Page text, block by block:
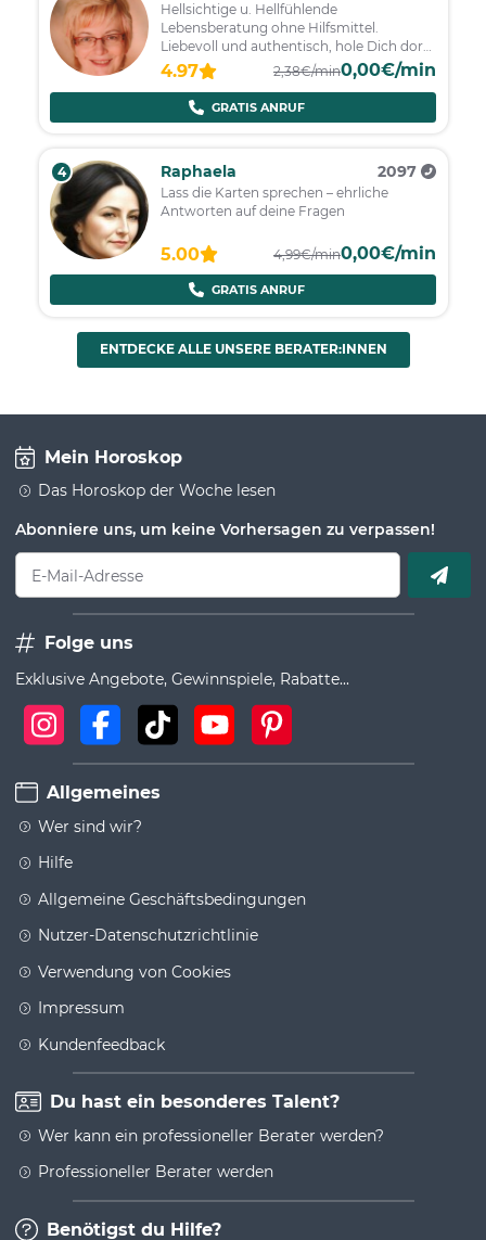
Hellsichtige u. Hellfühlende
Lebensberatung ohne Hilfsmittel.
Liebevoll und authentisch, hole Dich dort
ab, wo Du stehst!
4.97 2,38€/min0,00€/min
GRATIS ANRUF
4 Raphaela 2097
Lass die Karten sprechen – ehrliche
Antworten auf deine Fragen
5.00 4,99€/min0,00€/min
GRATIS ANRUF
ENTDECKE ALLE UNSERE BERATER:INNEN
Mein Horoskop
Das Horoskop der Woche lesen
Abonniere uns, um keine Vorhersagen zu verpassen!
E-Mail-Adresse
Folge uns
Exklusive Angebote, Gewinnspiele, Rabatte...
Allgemeines
Wer sind wir?
Hilfe
Allgemeine Geschäftsbedingungen
Nutzer-Datenschutzrichtlinie
Verwendung von Cookies
Impressum
Kundenfeedback
Du hast ein besonderes Talent?
Wer kann ein professioneller Berater werden?
Professioneller Berater werden
Benötigst du Hilfe?